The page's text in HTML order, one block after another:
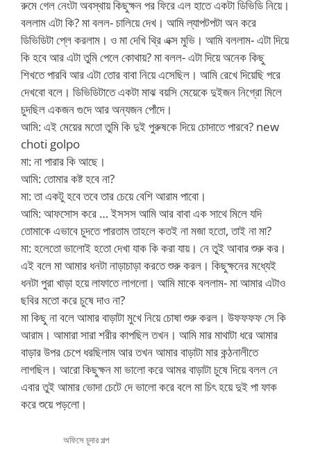
রুমে গেল নেংটা অবস্থায় কিছুক্ষন পর ফিরে এল হাতে একটা ডিভিডি নিয়ে।
বললাম এটা কি? মা বলল- চালিয়ে দেখ। আমি ল্যাপটপটা অন করে
ডিভিডিটা প্লে করলাম। ও মা দেখি থ্রি এক্স মুভি। আমি বললাম- এটা দিয়ে
কি হবে আর এটা তুমি পেলে কোথায়? মা বলল- এটা দিয়ে অনেক কিছু
শিখতে পারবি আর এটা তোর বাবা নিয়ে এসেছিল। আমি রেখে দিয়েছি পরে
দেখবো বলে। ডিভিডিটাতে একটা মাঝ বয়সি মেয়েকে দুইজন নিগ্রো মিলে
চুদছিল একজন গুদে আর অন্যজন পোঁদে।
আমি: এই মেয়ের মতো তুমি কি দুই পুরুষকে দিয়ে চোদাতে পারবে? new
choti golpo
মা: না পারার কি আছে।
আমি: তোমার কষ্ট হবে না?
মা: তা একটু হবে তবে তার চেয়ে বেশি আরাম পাবো।
আমি: আফসোস করে … ইসসস আমি আর বাবা এক সাথে মিলে যদি
তোমাকে এভাবে চুদতে পারতাম তাহলে কতই না মজা হতো, তাই না মা?
মা: হলেতো ভালোই হতো দেখা যাক কি করা যায়। নে তুই আবার শুরু কর।
এই বলে মা আমার ধনটা নাড়াচাড়া করতে শুরু করল। কিছুক্ষনের মধ্যেই
ধনটা পুরা খাড়া হয়ে লাফাতে লাগলো। আমি মাকে বললাম- মা আমার এটাও
ছবির মতো করে চুষে দাও না?
মা কিছু না বলে আমার বাড়াটা মুখে নিয়ে চোষা শুরু করল। উফফফফ সে কি
আরাম। আমারা সারা শরীর কাপছিল তখন। আমি মার মাথাটা ধরে আমার
বাড়ার উপর চেপে ধরছিলাম আর তখন আমার বাড়াটা মার কন্ঠনালীতে
লাগছিল। আরো কিছুক্ষন মা ভালো করে আমর বাড়াটা চুষে দিয়ে বলল নে
এবার তুই আমার ভোদা চেটে দে ভালো করে বলে মা চিৎ হয়ে দুই পা ফাক
করে শুয়ে পড়লো।
অফিসে চুদার গল্প